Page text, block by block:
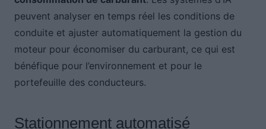
peuvent analyser en temps réel les conditions de
conduite et ajuster automatiquement la gestion du
moteur pour économiser du carburant, ce qui est
bénéfique pour l’environnement et pour le
portefeuille des conducteurs.
Stationnement automatisé